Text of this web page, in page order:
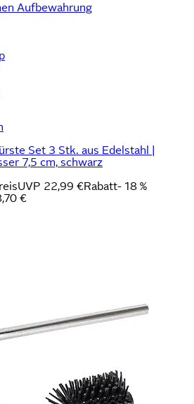
Aufbewahrung
Set 3 Stk. aus Edelstahl |
7,5 cm, schwarz
UVP 22,99 €Rabatt- 18 %
€